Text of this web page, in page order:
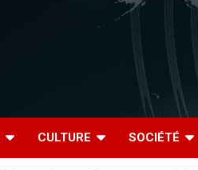
CULTURE SOCIÉTÉ